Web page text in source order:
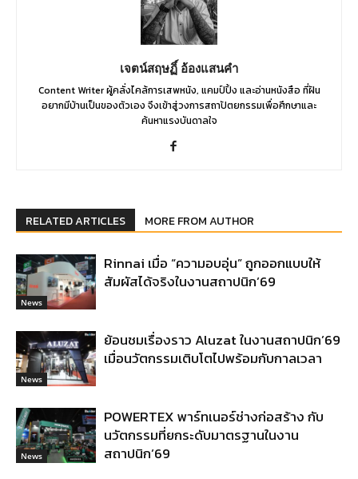
เจตน์สฤษฏิ์ อ้องแสนคำ
Content Writer ผู้คลั่งไคล้การเสพหนัง, แคมป์ปิ้ง และอ่านหนังสือ ที่ฝัน
อยากมีบ้านเป็นของตัวเอง จึงเข้าสู่วงการสถาปัตยกรรมเพื่อศึกษาและ
ค้นหาแรงบันดาลใจ
RELATED ARTICLES MORE FROM AUTHOR
News
Rinnai เมื่อ “ความอบอุ่น” ถูกออกแบบให้
สัมผัสได้จริงในงานสถาปนิก’69
News
ย้อนชมเรื่องราว Aluzat ในงานสถาปนิก’69
เมื่อนวัตกรรมเติบโตไปพร้อมกับกาลเวลา
News
POWERTEX พาร์ทเนอร์ช่างก่อสร้าง กับ
นวัตกรรมที่ยกระดับมาตรฐานในงาน
สถาปนิก’69